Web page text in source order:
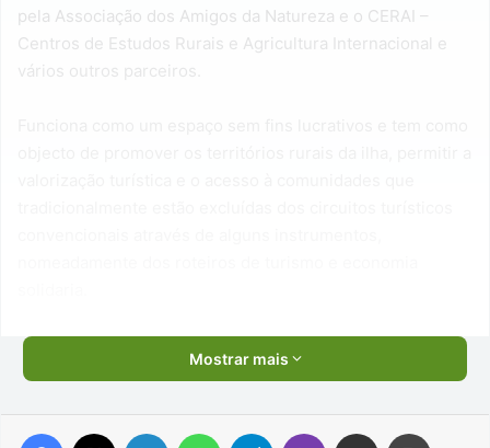
pela Associação dos Amigos da Natureza e o CERAI –
Centros de Estudos Rurais e Agricultura Internacional e
vários outros parceiros.
Mostrar mais
Facebook Linkedin WhatsAppTelegram Viber Compartilhar via e-mail